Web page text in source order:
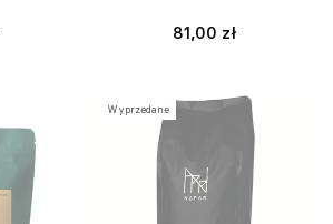
81,00 zł
Wyprzedane